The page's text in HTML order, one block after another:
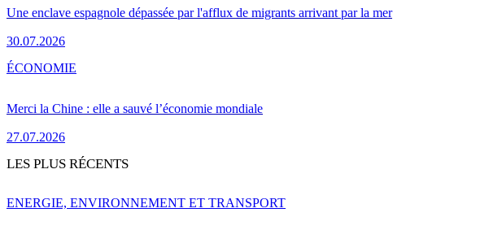
Une enclave espagnole dépassée par l'afflux de migrants arrivant par la mer
30.07.2026
Merci la Chine : elle a sauvé l’économie mondiale
27.07.2026
ÉCONOMIE
LES PLUS RÉCENTS
ENERGIE, ENVIRONNEMENT ET TRANSPORT